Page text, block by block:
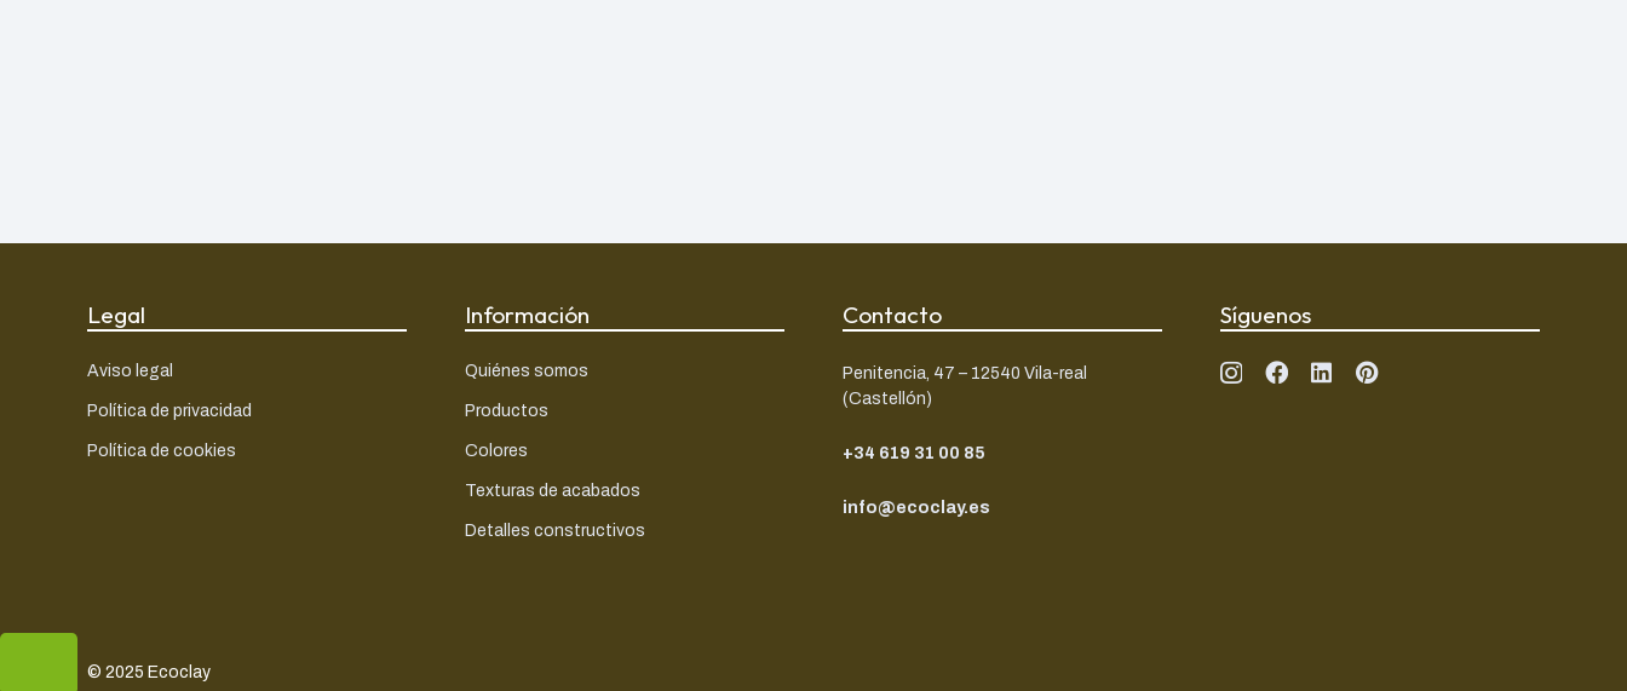
Legal
Aviso legal
Política de privacidad
Política de cookies
Información
Quiénes somos
Productos
Colores
Texturas de acabados
Detalles constructivos
Contacto
Penitencia, 47 – 12540 Vila-real
(Castellón)
+34 619 31 00 85
info@ecoclay.es
Síguenos
© 2025 Ecoclay